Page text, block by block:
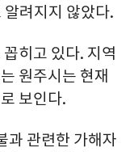
려지지 않았다.
히고 있다. 지역
원주시는 현재
보인다.
과 관련한 가해자